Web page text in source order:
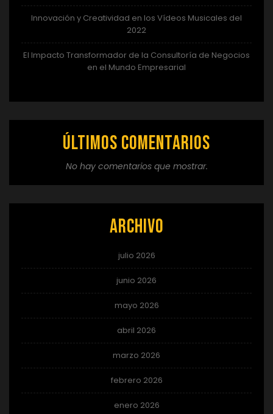
Innovación y Creatividad en los Vídeos Musicales del
2022
El Impacto Transformador de la Consultoría de Negocios
en el Mundo Empresarial
Últimos comentarios
No hay comentarios que mostrar.
Archivo
julio 2026
junio 2026
mayo 2026
abril 2026
marzo 2026
febrero 2026
enero 2026